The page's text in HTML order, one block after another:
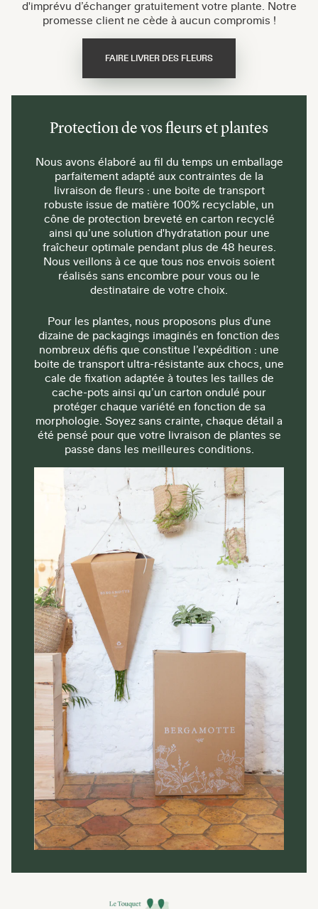
d'imprévu d’échanger gratuitement votre plante. Notre
promesse client ne cède à aucun compromis !
FAIRE LIVRER DES FLEURS
Protection de vos fleurs et plantes
Nous avons élaboré au fil du temps un emballage
parfaitement adapté aux contraintes de la
livraison de fleurs : une boite de transport
robuste issue de matière 100% recyclable, un
cône de protection breveté en carton recyclé
ainsi qu’une solution d'hydratation pour une
fraîcheur optimale pendant plus de 48 heures.
Nous veillons à ce que tous nos envois soient
réalisés sans encombre pour vous ou le
destinataire de votre choix.
Pour les plantes, nous proposons plus d'une
dizaine de packagings imaginés en fonction des
nombreux défis que constitue l’expédition : une
boite de transport ultra-résistante aux chocs, une
cale de fixation adaptée à toutes les tailles de
cache-pots ainsi qu’un carton ondulé pour
protéger chaque variété en fonction de sa
morphologie. Soyez sans crainte, chaque détail a
été pensé pour que votre livraison de plantes se
passe dans les meilleures conditions.